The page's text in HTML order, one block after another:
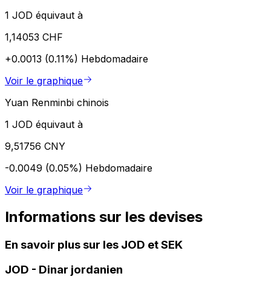
1 JOD équivaut à
1,14053 CHF
+0.0013 (0.11%) Hebdomadaire
Voir le graphique
Yuan Renminbi chinois
1 JOD équivaut à
9,51756 CNY
-0.0049 (0.05%) Hebdomadaire
Voir le graphique
Informations sur les devises
En savoir plus sur les JOD et SEK
JOD - Dinar jordanien